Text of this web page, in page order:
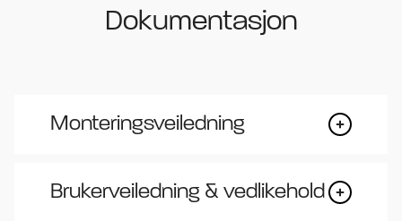
Dokumentasjon
Monteringsveiledning
Brukerveiledning & vedlikehold